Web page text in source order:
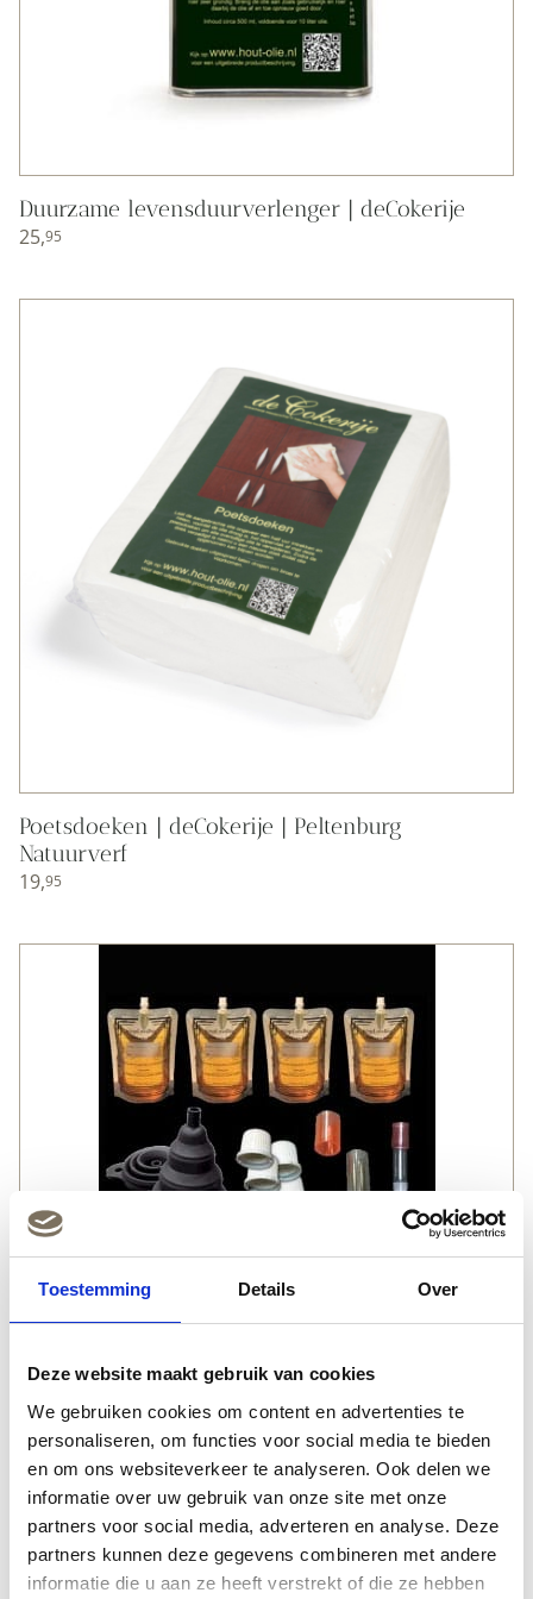
Toestemming Details Over
Deze website maakt gebruik van cookies
We gebruiken cookies om content en advertenties te
personaliseren, om functies voor social media te bieden
en om ons websiteverkeer te analyseren. Ook delen we
informatie over uw gebruik van onze site met onze
partners voor social media, adverteren en analyse. Deze
partners kunnen deze gegevens combineren met andere
informatie die u aan ze heeft verstrekt of die ze hebben
Duurzame levensduurverlenger | deCokerije
25,95
Poetsdoeken | deCokerije | Peltenburg
Natuurverf
19,95